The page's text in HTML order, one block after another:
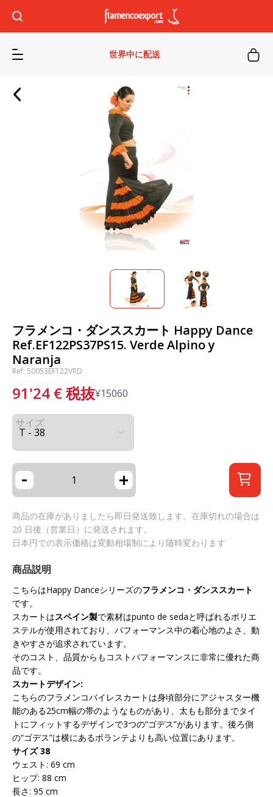
世界中に配送
フラメンコ・ダンススカート Happy Dance
Ref.EF122PS37PS15. Verde Alpino y
Naranja
Ref: 50053EF122VRD
91'24 €税抜¥15060
サイズ
- +
商品の在庫がありましたら即日発送致します。在庫切れの場合は
20 日後（営業日）に発送されます。
日本円での表示価格は変動相場制により随時変わります
商品説明
こちらはHappy Danceシリーズのフラメンコ・ダンススカート
です。
スカートはスペイン製で素材はpunto de sedaと呼ばれるポリエ
ステルが使用されており、パフォーマンス中の着心地のよさ、動
きやすさが追求されています。
そのコスト、品質からもコストパフォーマンスに非常に優れた商
品です。
スカートデザイン:
こちらのフラメンコバイレスカートは身頃部分にアジャスター機
能のある25cm幅の帯のようなものがあり、太もも部分までタイ
トにフィットするデザインで3つの“ゴデス”があります。後ろ側
の“ゴデス”は横にあるボランテよりも高い位置にあります。
サイズ 38
ウェスト: 69 cm
ヒップ: 88 cm
長さ: 95 cm